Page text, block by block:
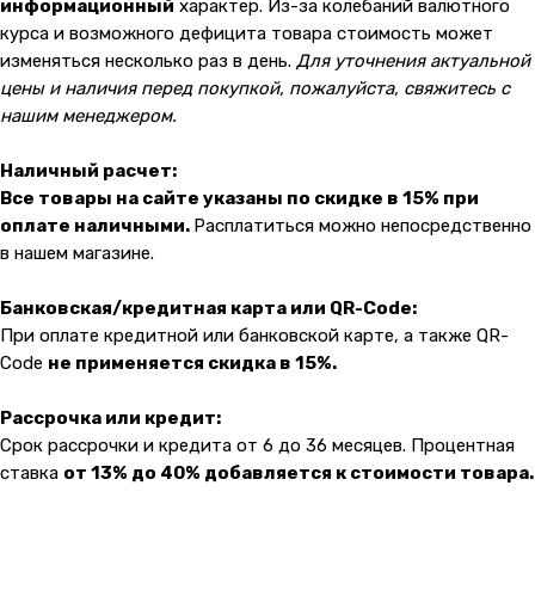
информационный характер. Из-за колебаний валютного
курса и возможного дефицита товара стоимость может
изменяться несколько раз в день. Для уточнения актуальной
цены и наличия перед покупкой, пожалуйста, свяжитесь с
нашим менеджером.
Наличный расчет:
Все товары на сайте указаны по скидке в 15% при
оплате наличными. Расплатиться можно непосредственно
в нашем магазине.
Банковская/кредитная карта или QR-Code:
При оплате кредитной или банковской карте, а также QR-
Code не применяется скидка в 15%.
Рассрочка или кредит:
Срок рассрочки и кредита от 6 до 36 месяцев. Процентная
ставка от 13% до 40% добавляется к стоимости товара.
Блог
Оплата и доставка
Каталог товаров
Для бизнеса
О компании
ИП Соловьев Е. В. ИНН 027320312011
Разработка: youx.agency